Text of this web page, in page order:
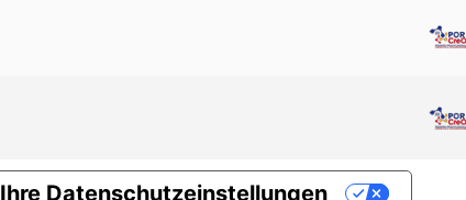
Ihre Datenschutzeinstellungen